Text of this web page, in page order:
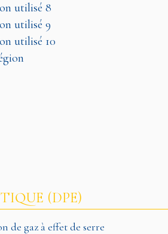
utilisé 8
utilisé 9
utilisé 10
(DPE)
de gaz à effet de serre